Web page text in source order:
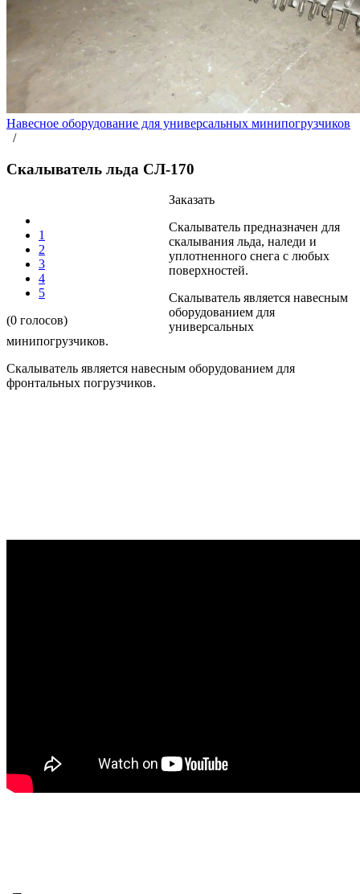
Навесное оборудование для универсальных минипогрузчиков
/
Скалыватель льда СЛ-170
1
2
3
4
5
(0 голосов)
Заказать
Скалыватель предназначен для
скалывания льда, наледи и
уплотненного снега с любых
поверхностей.
Скалыватель является навесным
оборудованием для
универсальных
минипогрузчиков.
Скалыватель является навесным оборудованием для
фронтальных погрузчиков.